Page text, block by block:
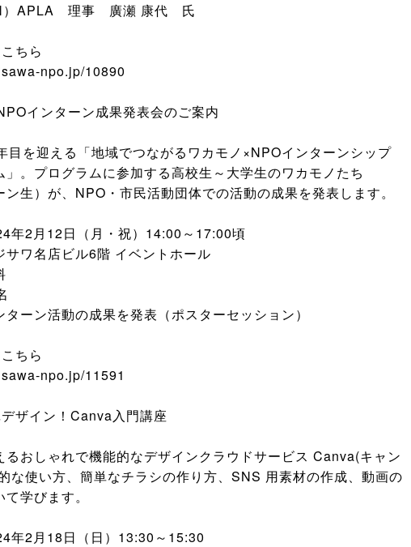
）APLA 理事 廣瀬 康代 氏
ちら
npo.jp/10890
インターン成果発表会のご案内
を迎える「地域でつながるワカモノ×NPOインターンシップ
。プログラムに参加する高校生～大学生のワカモノたち
生）が、NPO・市民活動団体での活動の成果を発表します。
2月12日（月・祝）14:00～17:00頃
ワ名店ビル6階 イベントホール
ーン活動の成果を発表（ポスターセッション）
ちら
npo.jp/11591
ザイン！Canva入門講座
おしゃれで機能的なデザインクラウドサービス Canva(キャン
使い方、簡単なチラシの作り方、SNS 用素材の作成、動画の
学びます。
2月18日（日）13:30～15:30